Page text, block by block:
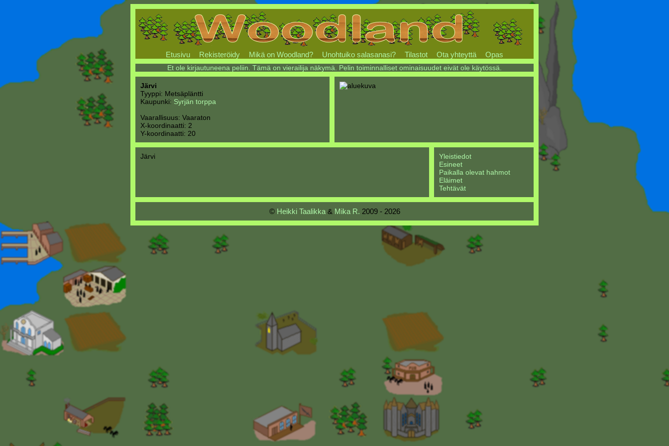
Etusivu Rekisteröidy Mikä on Woodland? Unohtuiko salasanasi? Tilastot Ota yhteyttä Opas
Et ole kirjautuneena peliin. Tämä on vierailija näkymä. Pelin toiminnalliset ominaisuudet eivät ole käytössä.
Järvi
Tyyppi: Metsäpläntti
Kaupunki: Syrjän torppa
Vaarallisuus: Vaaraton
X-koordinaatti: 2
Y-koordinaatti: 20
Järvi
Yleistiedot
Esineet
Paikalla olevat hahmot
Eläimet
Tehtävät
© Heikki Taalikka& Mika R. 2009 - 2026